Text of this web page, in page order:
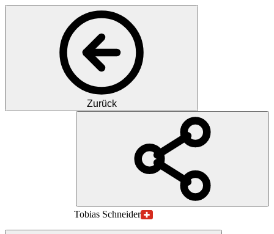
Zurück
Tobias Schneider